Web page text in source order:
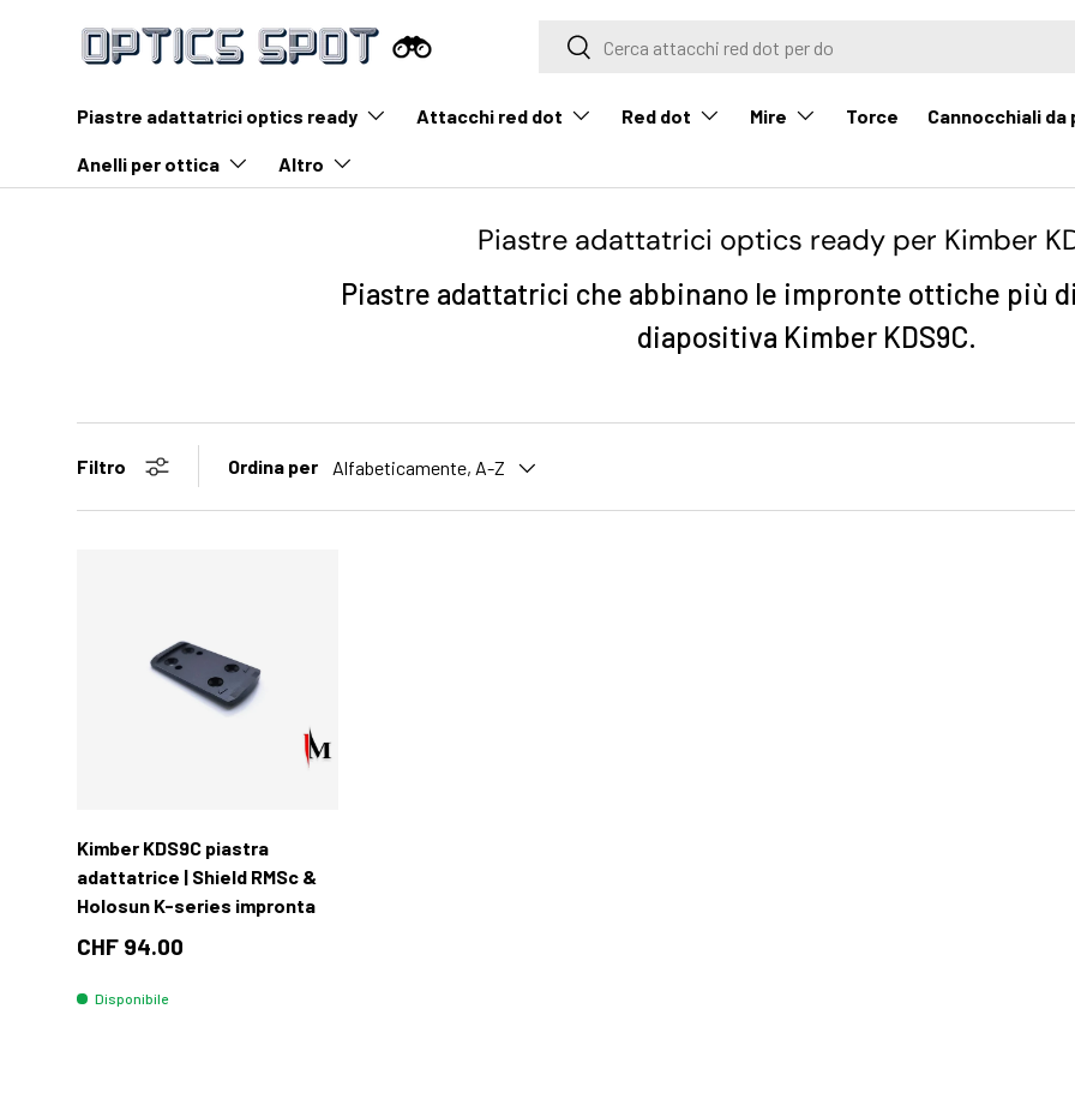
Vai al contenuto Cerca
Cerca
Piastre adattatrici optics ready Attacchi red dot Red dot Mire Torce Cannocchiali
Anelli per ottica Altro
Piastre adattatrici optics ready per Kimber
Piastre adattatrici che abbinano le impronte ottiche più
diapositiva Kimber KDS9C.
Filtro Ordina per Alfabeticamente, A-Z
Kimber KDS9C piastra
adattatrice | Shield RMSc &
Holosun K-series impronta
CHF 94.00
Disponibile